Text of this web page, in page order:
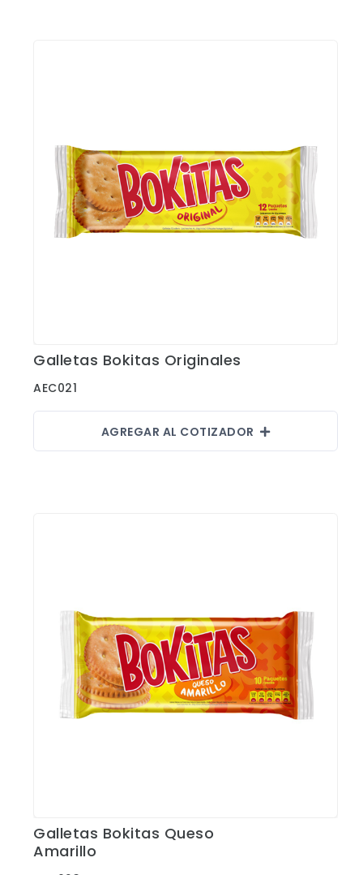
Ver Detalles
Galletas Bokitas Originales
AEC021
AGREGAR AL COTIZADOR
Ver Detalles
Galletas Bokitas Queso
Amarillo